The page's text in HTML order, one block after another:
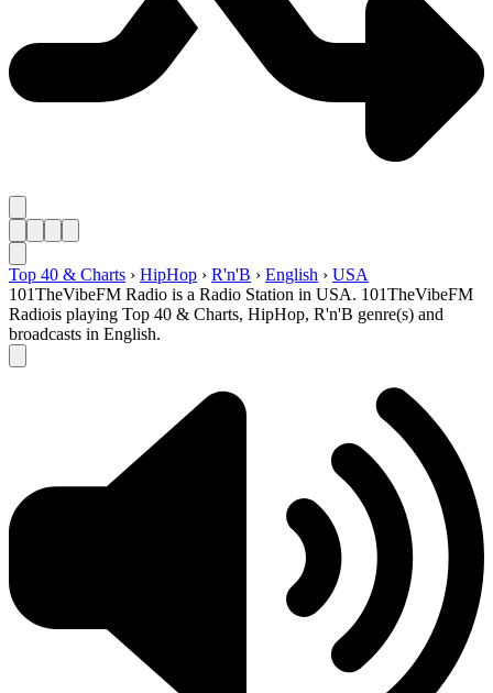
Top 40 & Charts › HipHop › R'n'B › English › USA
101TheVibeFM Radio is a Radio Station in USA. 101TheVibeFM
Radiois playing Top 40 & Charts, HipHop, R'n'B genre(s) and
broadcasts in English.